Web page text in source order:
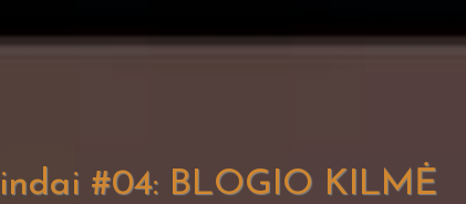
#04: BLOGIO KILMĖ